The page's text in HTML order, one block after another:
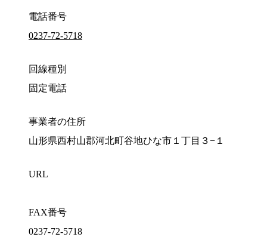
電話番号
0237-72-5718
回線種別
固定電話
事業者の住所
山形県西村山郡河北町谷地ひな市１丁目３−１
URL
FAX番号
0237-72-5718